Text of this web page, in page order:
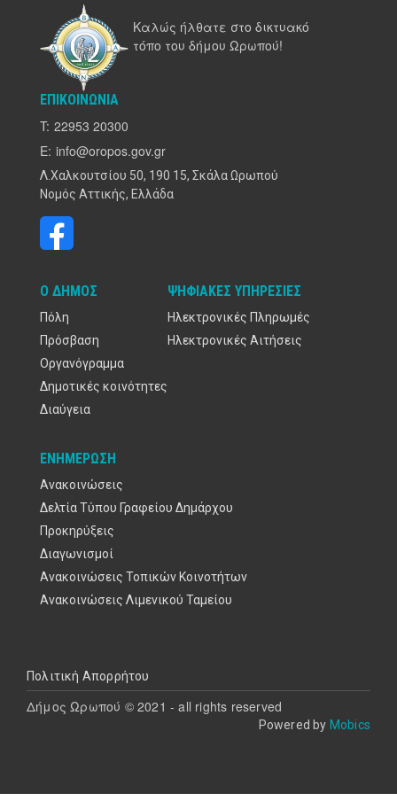
Καλώς ήλθατε στο δικτυακό
τόπο του δήμου Ωρωπού!
ΕΠΙΚΟΙΝΩΝΊΑ
T: 22953 20300
E: info@oropos.gov.gr
Λ.Χαλκουτσίου 50, 190 15, Σκάλα Ωρωπού
Νομός Αττικής, Ελλάδα
Ο ΔΉΜΟΣ
Πόλη
Πρόσβαση
Οργανόγραμμα
Δημοτικές κοινότητες
Διαύγεια
ΨΗΦΙΑΚΈΣ ΥΠΗΡΕΣΊΕΣ
Ηλεκτρονικές Πληρωμές
Ηλεκτρονικές Αιτήσεις
ΕΝΗΜΈΡΩΣΗ
Ανακοινώσεις
Δελτία Τύπου Γραφείου Δημάρχου
Προκηρύξεις
Διαγωνισμοί
Ανακοινώσεις Τοπικών Κοινοτήτων
Ανακοινώσεις Λιμενικού Ταμείου
Υποσέλιδο
Πολιτική Απορρήτου
Δήμος Ωρωπού © 2021 - all rights reserved
Powered by Mobics